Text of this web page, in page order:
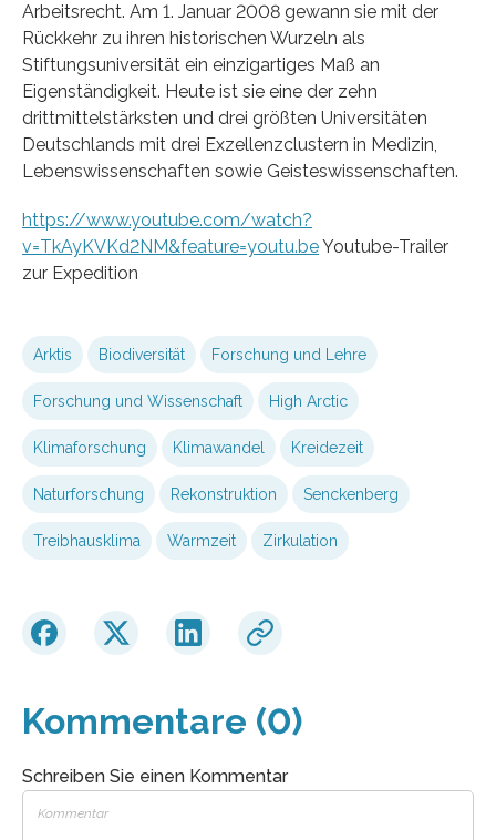
Arbeitsrecht. Am 1. Januar 2008 gewann sie mit der
Rückkehr zu ihren historischen Wurzeln als
Stiftungsuniversität ein einzigartiges Maß an
Eigenständigkeit. Heute ist sie eine der zehn
drittmittelstärksten und drei größten Universitäten
Deutschlands mit drei Exzellenzclustern in Medizin,
Lebenswissenschaften sowie Geisteswissenschaften.
https://www.youtube.com/watch?
v=TkAyKVKd2NM&feature=youtu.beYoutube-Trailer
zur Expedition
Arktis Biodiversität Forschung und Lehre
Forschung und Wissenschaft High Arctic
Klimaforschung Klimawandel Kreidezeit
Naturforschung Rekonstruktion Senckenberg
Treibhausklima Warmzeit Zirkulation
Kommentare (0)
Schreiben Sie einen Kommentar